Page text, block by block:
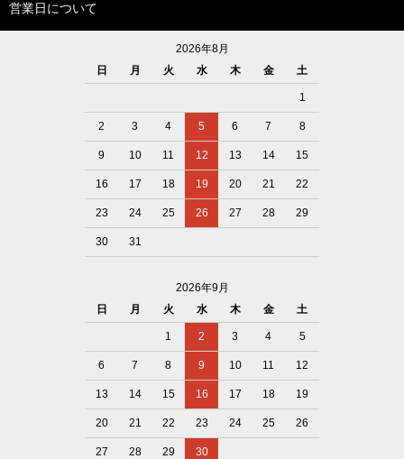
営業日について
2026年8月
日
月 火 水 木 金 土
1
2 3 4 5 6 7 8
9 10 11 12 13 14 15
16 17 18 19 20 21 22
23 24 25 26 27 28 29
30 31
2026年9月
日
月 火 水 木 金 土
1 2 3 4 5
6 7 8 9 10 11 12
13 14 15 16 17 18 19
20 21 22 23 24 25 26
27 28 29 30